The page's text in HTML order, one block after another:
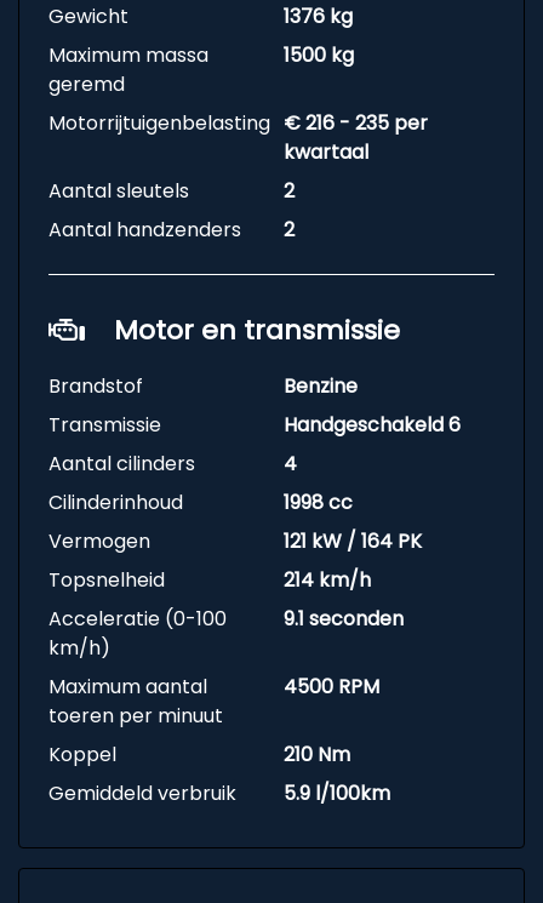
Gewicht
1376 kg
Maximum massa
geremd
1500 kg
Motorrijtuigenbelasting € 216 - 235 per
kwartaal
Aantal sleutels
2
Aantal handzenders
2
Motor en transmissie
Brandstof
Benzine
Transmissie
Handgeschakeld 6
Aantal cilinders
4
Cilinderinhoud
1998 cc
Vermogen
121 kW / 164 PK
Topsnelheid
214 km/h
Acceleratie (0-100
km/h)
9.1 seconden
Maximum aantal
toeren per minuut
4500 RPM
Koppel
210 Nm
Gemiddeld verbruik
5.9 l/100km